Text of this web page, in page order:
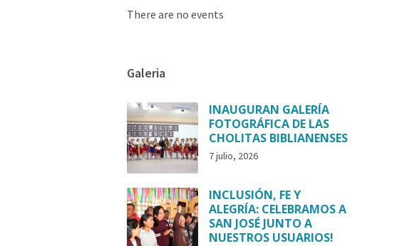
There are no events
Galeria
INAUGURAN GALERÍA
FOTOGRÁFICA DE LAS
CHOLITAS BIBLIANENSES
7 julio, 2026
INCLUSIÓN, FE Y
ALEGRÍA: CELEBRAMOS A
SAN JOSÉ JUNTO A
NUESTROS USUARIOS!